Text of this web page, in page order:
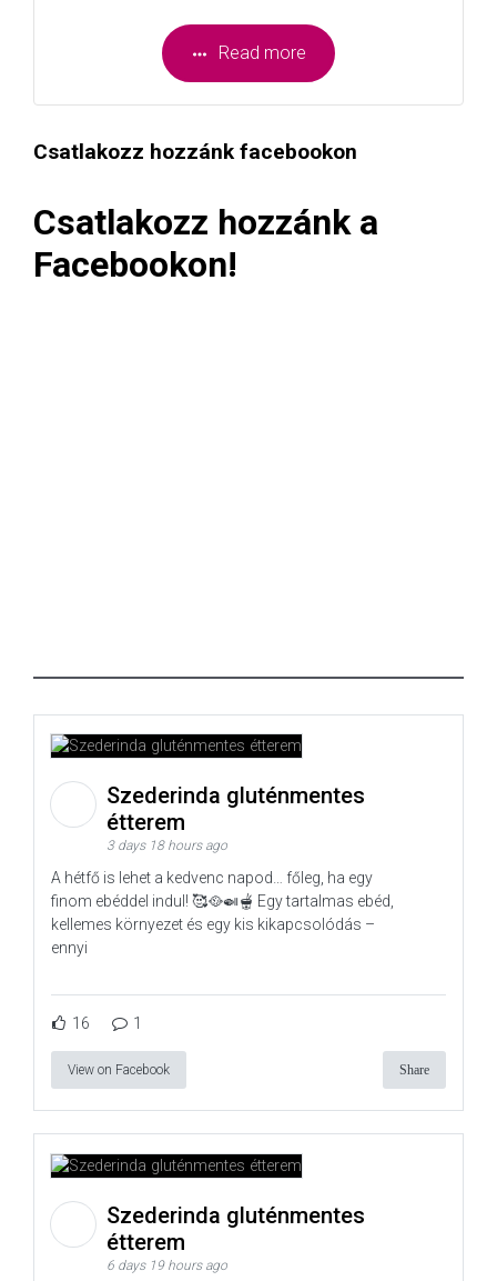
Read more
Csatlakozz hozzánk facebookon
Csatlakozz hozzánk a
Facebookon!
Szederinda gluténmentes
étterem
3 days 18 hours ago
A hétfő is lehet a kedvenc napod… főleg, ha egy
finom ebéddel indul! 🥰🥘🍛🫕 Egy tartalmas ebéd,
kellemes környezet és egy kis kikapcsolódás –
ennyi
16 1
View on Facebook Share
Szederinda gluténmentes
étterem
6 days 19 hours ago